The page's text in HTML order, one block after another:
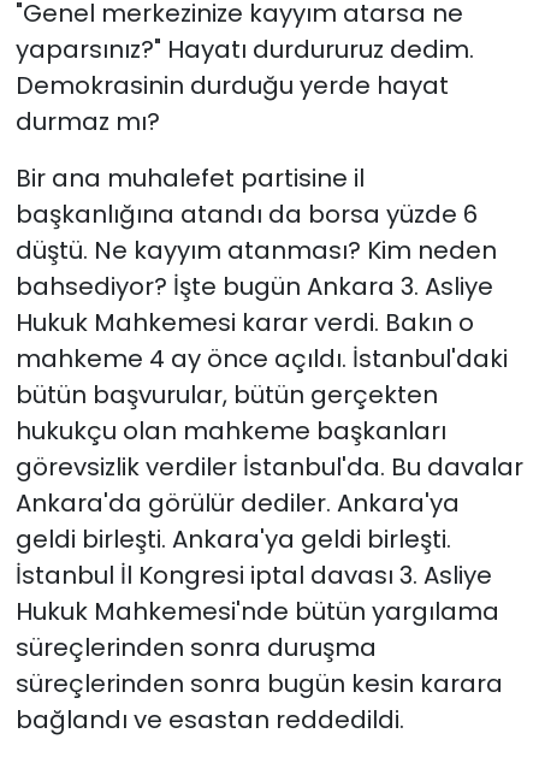
"Genel merkezinize kayyım atarsa ne
yaparsınız?" Hayatı durdururuz dedim.
Demokrasinin durduğu yerde hayat
durmaz mı?
Bir ana muhalefet partisine il
başkanlığına atandı da borsa yüzde 6
düştü. Ne kayyım atanması? Kim neden
bahsediyor? İşte bugün Ankara 3. Asliye
Hukuk Mahkemesi karar verdi. Bakın o
mahkeme 4 ay önce açıldı. İstanbul'daki
bütün başvurular, bütün gerçekten
hukukçu olan mahkeme başkanları
görevsizlik verdiler İstanbul'da. Bu davalar
Ankara'da görülür dediler. Ankara'ya
geldi birleşti. Ankara'ya geldi birleşti.
İstanbul İl Kongresi iptal davası 3. Asliye
Hukuk Mahkemesi'nde bütün yargılama
süreçlerinden sonra duruşma
süreçlerinden sonra bugün kesin karara
bağlandı ve esastan reddedildi.